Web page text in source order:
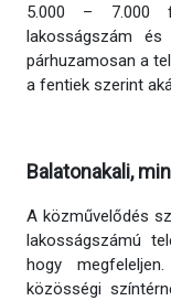
5.000 – 7.000
lakosságszám
párhuzamosan a
a fentiek szerint
Balatonakali,
A közművelődés
lakosságszámú
hogy
közösségi